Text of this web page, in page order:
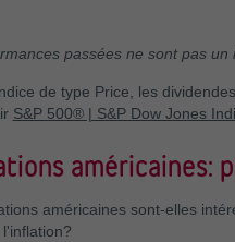
passées ne sont pas
de type Price, les
S&P 500® | S&P Dow Jones
américaines:
américaines sont-elles